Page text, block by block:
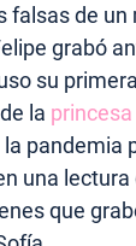
falsas de un
grabó
su
la
pandemia
una lectura
que